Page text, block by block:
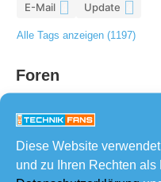
Diese Website
und zu Ihren Rechten
E-Mail Update
Alle Tags anzeigen (1197)
Foren